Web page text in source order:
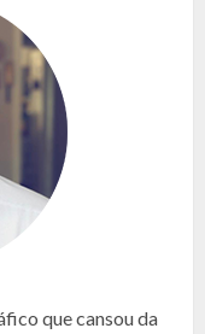
que cansou da